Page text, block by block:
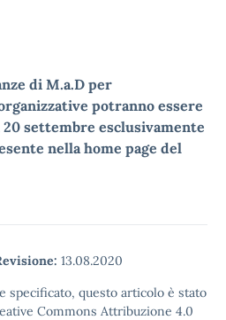
di M.a.D per
potranno essere
20 settembre esclusivamente
nella home page del
13.08.2020
specificato, questo articolo è stato
Commons Attribuzione 4.0